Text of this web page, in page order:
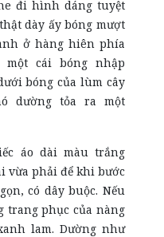
đi hình dáng tuyệt
dày ấy bóng mượt
ở hàng hiên phía
cái bóng nhập
bóng của lùm cây
dường tỏa ra một
áo dài màu trắng
vừa phải để khi bước
có dây buộc. Nếu
trang phục của nàng
lam. Dường như